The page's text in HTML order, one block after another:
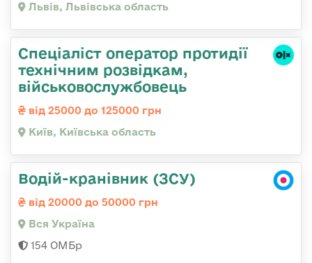
Львів, Львівська область
Спеціаліст оператор протидії
технічним розвідкам,
військовослужбовець
від 25000 до 125000 грн
Київ, Київська область
Водій-кранівник (ЗСУ)
від 20000 до 50000 грн
Вся Україна
154 ОМБр